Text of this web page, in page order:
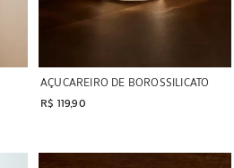
AÇUCAREIRO DE BOROSSILICATO
R$ 119,90
Imagem alterada para 1 de 9